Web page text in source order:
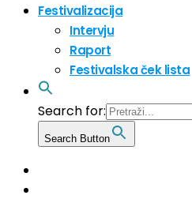
Festivalizacija
Intervju
Raport
Festivalska ček lista
Search for:
Search Button